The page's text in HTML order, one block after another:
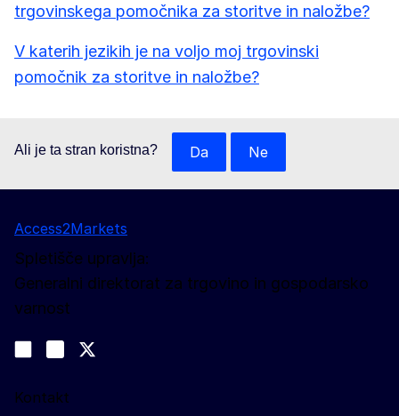
trgovinskega pomočnika za storitve in naložbe?
V katerih jezikih je na voljo moj trgovinski
pomočnik za storitve in naložbe?
Ali je ta stran koristna? Da Ne
Access2Markets
Spletišče upravlja:
Generalni direktorat za trgovino in gospodarsko
varnost
Join us on LinkedIn
Trade-Off podcast
Kontakt